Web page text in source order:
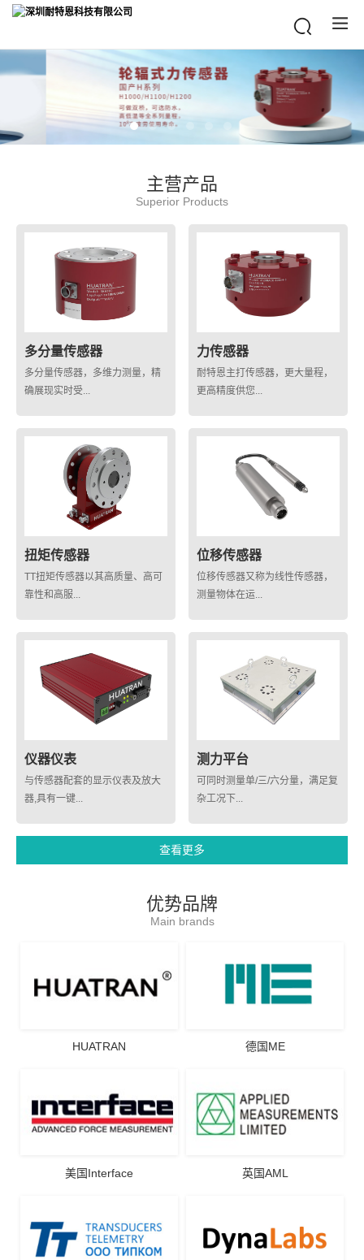
主营产品
Superior Products
多分量传感器
多分量传感器，多维力测量，精
确展现实时受...
力传感器
耐特恩主打传感器，更大量程，
更高精度供您...
扭矩传感器
TT扭矩传感器以其高质量、高可
靠性和高服...
位移传感器
位移传感器又称为线性传感器，
测量物体在运...
仪器仪表
与传感器配套的显示仪表及放大
器,具有一键...
测力平台
可同时测量单/三/六分量，满足复
杂工况下...
查看更多
优势品牌
Main brands
HUATRAN 德国ME
美国Interface 英国AML